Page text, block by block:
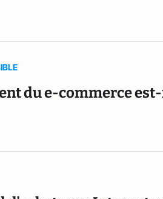
du e-commerce